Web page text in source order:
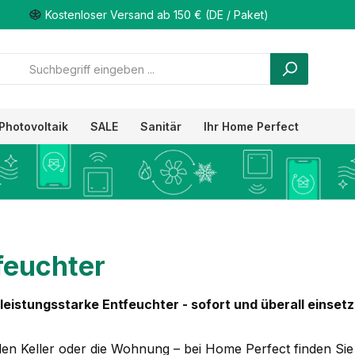
Kostenloser Versand ab 150 € (DE / Paket)
Photovoltaik SALE Sanitär Ihr Home Perfect
Entfeuchter - sofort und überall
Keller oder die Wohnung – bei Home Perfect finden